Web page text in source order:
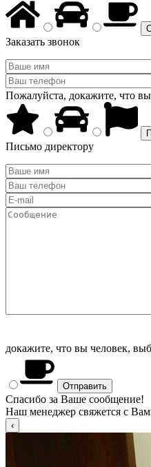
Заказать звонок
Пожалуйста, докажите, что
Письмо директору
докажите, что вы человек,
Спасибо за Ваше сообщение!
Наш менеджер свяжется с